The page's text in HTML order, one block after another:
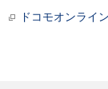
ドコモオンライ